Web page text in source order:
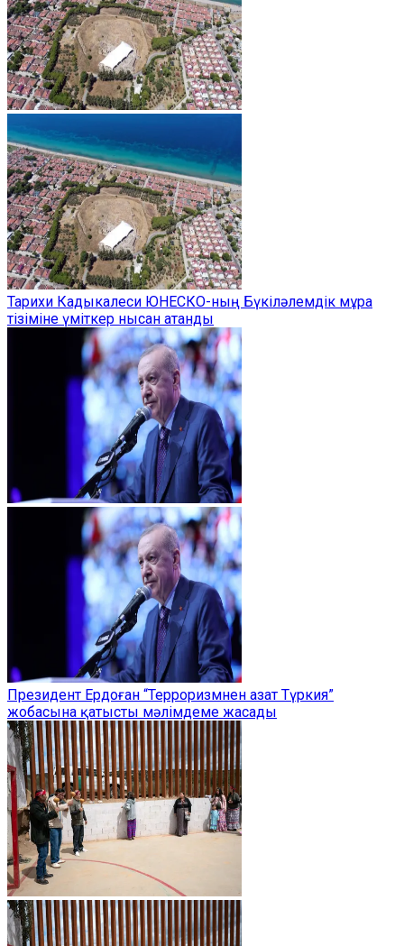
Тарихи Кадыкалеси ЮНЕСКО-ның Бүкіләлемдік мұра
тізіміне үміткер нысан атанды
Президент Ердоған “Терроризмнен азат Түркия”
жобасына қатысты мәлімдеме жасады